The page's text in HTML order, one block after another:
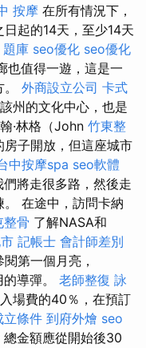
按摩 在所有情況下，
起的14天，至少14天
庫 seo優化 seo優化
也值得一遊，這是一
外商設立公司 卡式
州的文化中心，也是
·林格（John 竹東整
子開放，但這座城市
中按摩spa seo軟體
將走很多路，然後走
在途中，訪問卡納
整骨 了解NASA和
記帳士 會計師差別
第一個月亮，
導彈。 老師整復 詠
入場費的40％，在預訂
立條件 到府外燴 seo
總金額應從開始後30